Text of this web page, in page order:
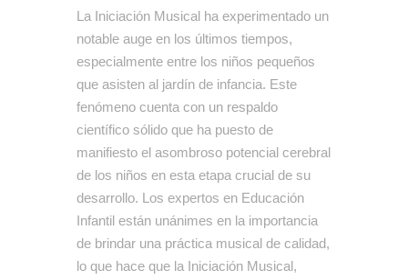
La Iniciación Musical ha experimentado un
notable auge en los últimos tiempos,
especialmente entre los niños pequeños
que asisten al jardín de infancia. Este
fenómeno cuenta con un respaldo
científico sólido que ha puesto de
manifiesto el asombroso potencial cerebral
de los niños en esta etapa crucial de su
desarrollo. Los expertos en Educación
Infantil están unánimes en la importancia
de brindar una práctica musical de calidad,
lo que hace que la Iniciación Musical,